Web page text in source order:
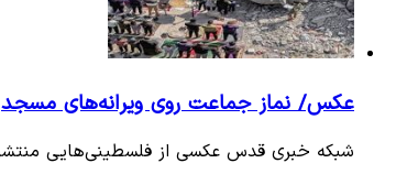
عکس/ نماز جماعت روی ویرانه‌های مسجد
شبکه خبری قدس عکسی از فلسطینی‌هایی منتشر